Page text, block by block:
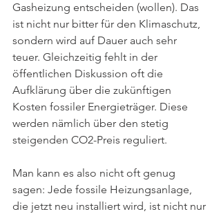
Gasheizung entscheiden (wollen). Das
ist nicht nur bitter für den Klimaschutz,
sondern wird auf Dauer auch sehr
teuer. Gleichzeitig fehlt in der
öffentlichen Diskussion oft die
Aufklärung über die zukünftigen
Kosten fossiler Energieträger. Diese
werden nämlich über den stetig
steigenden CO2-Preis reguliert.
Man kann es also nicht oft genug
sagen: Jede fossile Heizungsanlage,
die jetzt neu installiert wird, ist nicht nur